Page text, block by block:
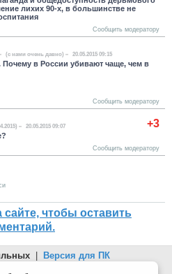
лихих 90-х, в большинстве не
Сообщить модератору
(c нами очень давно) 20.05.2015 09:15
Почему в России убивают чаще, чем в
Сообщить модератору
+3
20.05.2015 09:07
Сообщить модератору
сайте, чтобы оставить
Версия для ПК